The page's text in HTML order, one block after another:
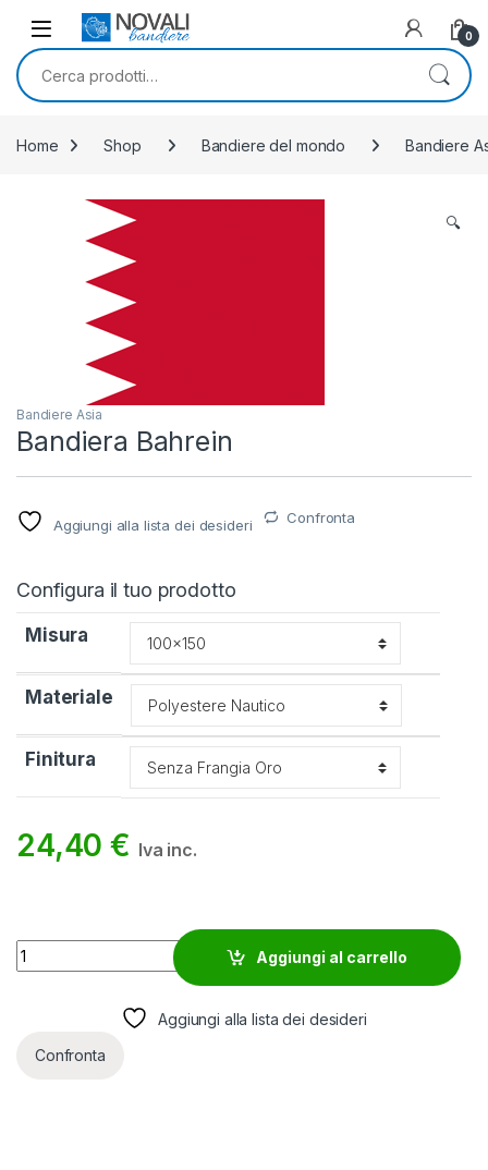
Skip to navigation
Skip to content
0
Cerca:
Home Shop Bandiere del mondo Bandiere
🔍
Bandiere Asia
Bandiera Bahrein
Aggiungi alla lista dei desideri Confronta
Configura il tuo prodotto
Misura
Materiale
Finitura
24,40€ Iva inc.
Bandiera Bahrein quantity
Aggiungi al carrello
Aggiungi alla lista dei desideri
Confronta